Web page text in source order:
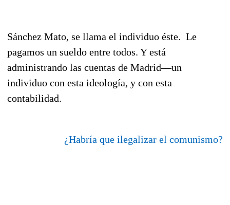
Sánchez Mato, se llama el individuo éste. Le
pagamos un sueldo entre todos. Y está
administrando las cuentas de Madrid—un
individuo con esta ideología, y con esta
contabilidad.
¿Habría que ilegalizar el comunismo?